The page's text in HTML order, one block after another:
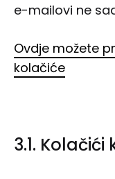
e-mailovi ne
Ovdje možete
kolačiće
3.1.